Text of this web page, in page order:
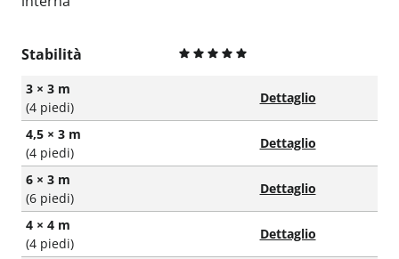
Stabilità
3 × 3 m
(4 piedi)
Dettaglio
4,5 × 3 m
(4 piedi)
Dettaglio
6 × 3 m
(6 piedi)
Dettaglio
4 × 4 m
(4 piedi)
Dettaglio